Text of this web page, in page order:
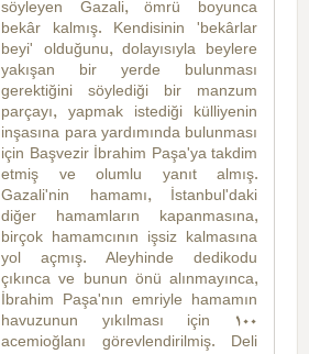
söyleyen Gazali, ömrü boyunca
bekâr kalmış. Kendisinin 'bekârlar
beyi' olduğunu, dolayısıyla beylere
yakışan bir yerde bulunması
gerektiğini söylediği bir manzum
parçayı, yapmak istediği külliyenin
inşasına para yardımında bulunması
için Başvezir İbrahim Paşa'ya takdim
etmiş ve olumlu yanıt almış.
Gazali'nin hamamı, İstanbul'daki
diğer hamamların kapanmasına,
birçok hamamcının işsiz kalmasına
yol açmış. Aleyhinde dedikodu
çıkınca ve bunun önü alınmayınca,
İbrahim Paşa'nın emriyle hamamın
havuzunun yıkılması için 100
acemioğlanı görevlendirilmiş. Deli